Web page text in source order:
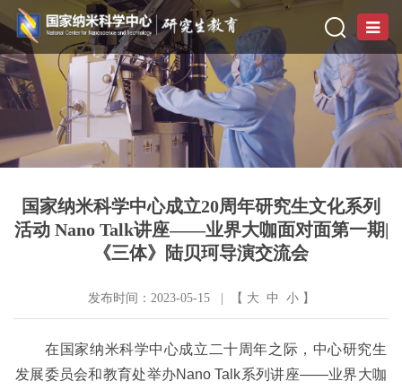
国家纳米科学中心成立20周年研究生文化系列
活动 Nano Talk讲座——业界大咖面对面第一期|
《三体》陆贝珂导演交流会
发布时间：2023-05-15 | 【 大 中 小】
在国家纳米科学中心成立二十周年之际，中心研究生
发展委员会和教育处举办Nano Talk系列讲座——业界大咖